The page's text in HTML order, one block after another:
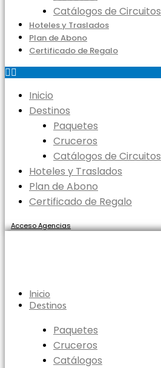
Catálogos de Circuitos
Hoteles y Traslados
Plan de Abono
Certificado de Regalo
Inicio
Destinos
Paquetes
Cruceros
Catálogos de Circuitos
Hoteles y Traslados
Plan de Abono
Certificado de Regalo
Acceso Agencias
Inicio
Destinos
Paquetes
Cruceros
Catálogos